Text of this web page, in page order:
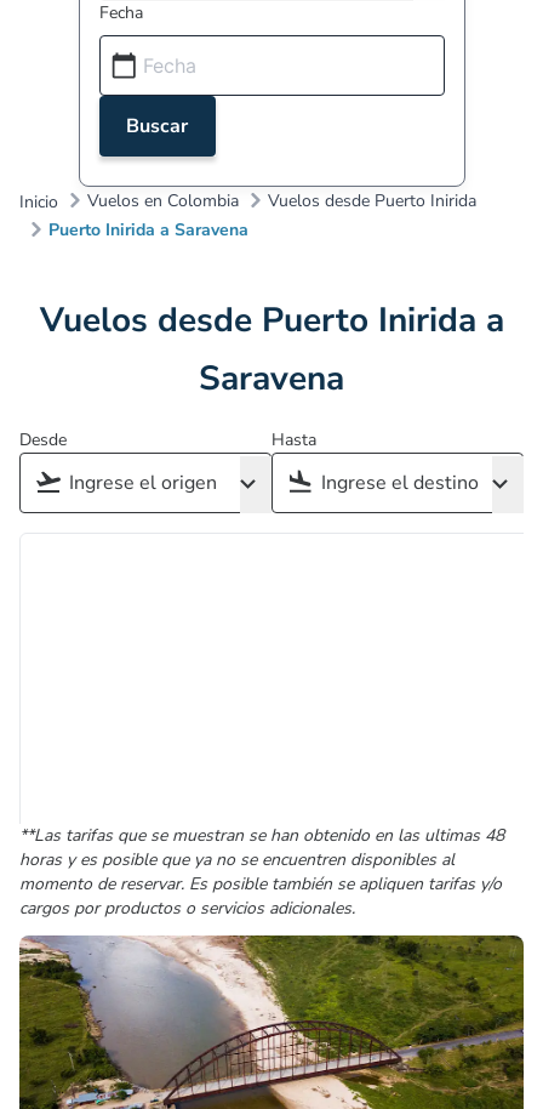
Fecha
Buscar
Inicio Vuelos en Colombia
Vuelos desde Puerto Inirida
Puerto Inirida a Saravena
Vuelos desde Puerto Inirida a
Saravena
Desde Hasta
**Las tarifas que se muestran se han obtenido en las ultimas 48
horas y es posible que ya no se encuentren disponibles al
momento de reservar. Es posible también se apliquen tarifas y/o
cargos por productos o servicios adicionales.